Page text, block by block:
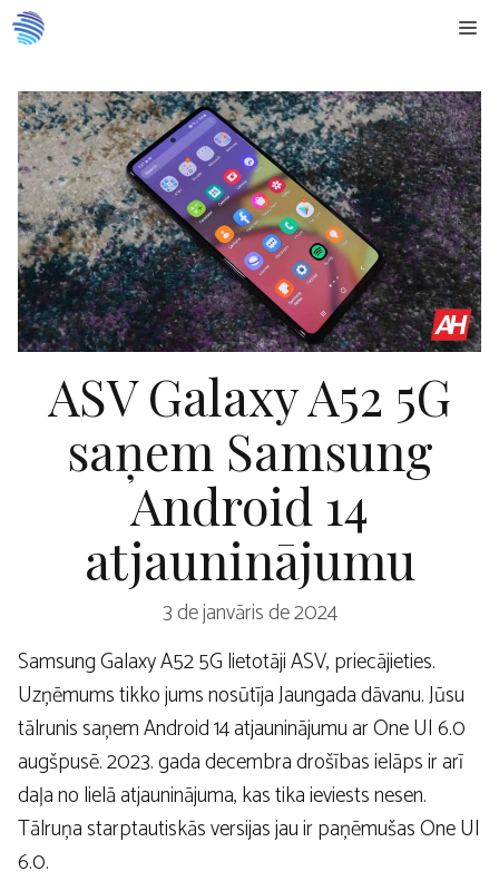
Doties
uz
ASV Galaxy A52 5G
saņem Samsung
Android 14
atjauninājumu
3 de janvāris de 2024
Samsung Galaxy A52 5G lietotāji ASV, priecājieties.
Uzņēmums tikko jums nosūtīja Jaungada dāvanu. Jūsu
tālrunis saņem Android 14 atjauninājumu ar One UI 6.0
augšpusē. 2023. gada decembra drošības ielāps ir arī
daļa no lielā atjauninājuma, kas tika ieviests nesen.
Tālruņa starptautiskās versijas jau ir paņēmušas One UI
6.0.